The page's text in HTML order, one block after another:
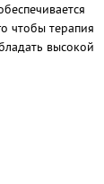
чтобы терапия
высокой